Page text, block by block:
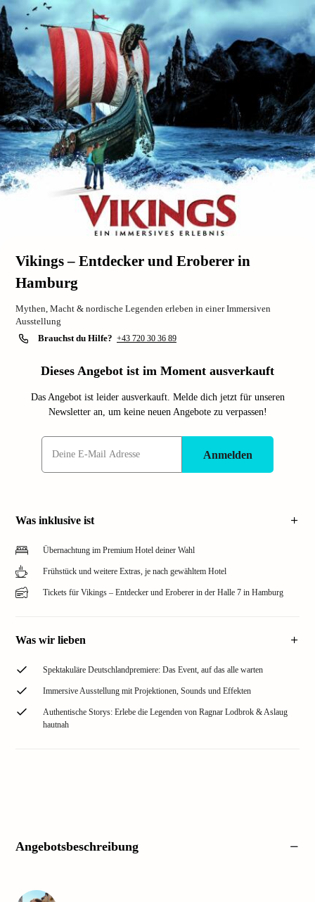
Vikings – Entdecker und Eroberer in
Hamburg
Mythen, Macht & nordische Legenden erleben in einer Immersiven
Ausstellung
Brauchst du Hilfe? +43 720 30 36 89
Dieses Angebot ist im Moment ausverkauft
Das Angebot ist leider ausverkauft. Melde dich jetzt für unseren
Newsletter an, um keine neuen Angebote zu verpassen!
Anmelden
Was inklusive ist
Übernachtung im Premium Hotel deiner Wahl
Frühstück und weitere Extras, je nach gewähltem Hotel
Tickets für Vikings – Entdecker und Eroberer in der Halle 7 in Hamburg
Was wir lieben
Spektakuläre Deutschlandpremiere: Das Event, auf das alle warten
Immersive Ausstellung mit Projektionen, Sounds und Effekten
Authentische Storys: Erlebe die Legenden von Ragnar Lodbrok & Aslaug
hautnah
Angebotsbeschreibung